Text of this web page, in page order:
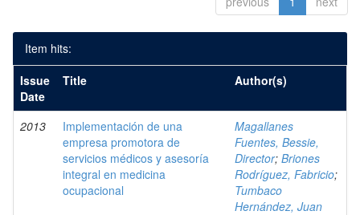
Item hits:
Issue
Date
Title Author(s)
2013
Implementación de una
empresa promotora de
servicios médicos y asesoría
integral en medicina
ocupacional
Magallanes
Fuentes, Bessie,
Director; Briones
Rodríguez, Fabricio;
Tumbaco
Hernández, Juan